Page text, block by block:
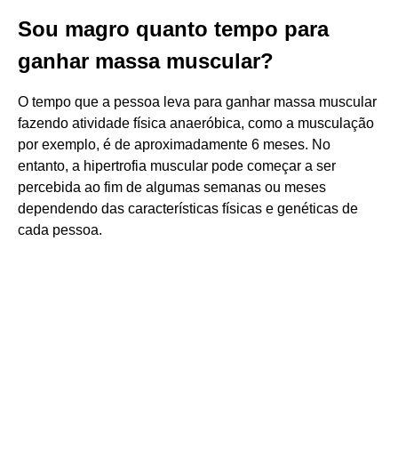
Sou magro quanto tempo para
ganhar massa muscular?
O tempo que a pessoa leva para ganhar massa muscular
fazendo atividade física anaeróbica, como a musculação
por exemplo, é de aproximadamente 6 meses. No
entanto, a hipertrofia muscular pode começar a ser
percebida ao fim de algumas semanas ou meses
dependendo das características físicas e genéticas de
cada pessoa.